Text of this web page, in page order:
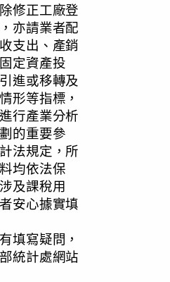
修正工廠登
亦請業者配
支出、產銷
定資產投
進或移轉及
形等指標，
行產業分析
的重要參
法規定，所
均依法保
及課稅用
安心據實填
填寫疑問，
統計處網站